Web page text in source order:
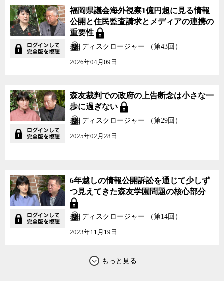
側、検察側の対応から、政府が安倍政権の人事への介入をどれほど
重く受け止めていたのかを読み解く。また、ここまで政府側は閣議
決定にいたる意思決定の過程を記した文書を「不存在」で通してい
るが、情報公開クリアリングハウスの三木由希子氏は、公文書管理
法では法律の制定や改廃に関する文書の作成が義務付けられてお
り、解釈変更をめぐるやり取りも文書が残されているはずだと指摘
現在の政治状況を読み解く上でも重要な情報公開訴訟の行方を引
き続きウォッチしていく必要がある。三木氏とジャーナリストの神
保哲生が議論した。
福岡県議会海外視察1億円超に見る情報
公開と住民監査請求とメディアの連携の
重要性
ディスクロージャー （第43回）
2026年04月09日
森友裁判での政府の上告断念は小さな一
歩に過ぎない
ディスクロージャー （第29回）
2025年02月28日
6年越しの情報公開訴訟を通じて少しず
つ見えてきた森友学園問題の核心部分
ディスクロージャー （第14回）
2023年11月19日